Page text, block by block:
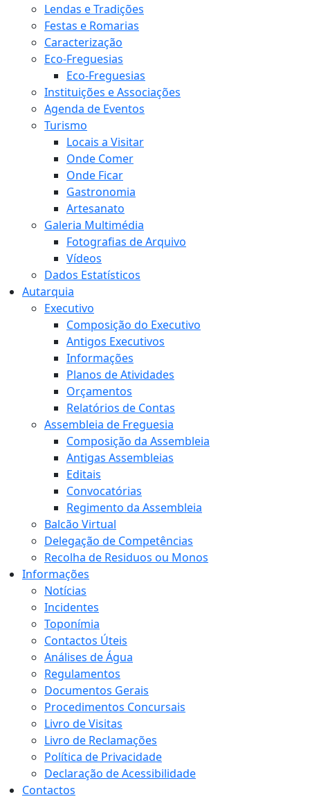
Lendas e Tradições
Festas e Romarias
Caracterização
Eco-Freguesias
Eco-Freguesias
Instituições e Associações
Agenda de Eventos
Turismo
Locais a Visitar
Onde Comer
Onde Ficar
Gastronomia
Artesanato
Galeria Multimédia
Fotografias de Arquivo
Vídeos
Dados Estatísticos
Autarquia
Executivo
Composição do Executivo
Antigos Executivos
Informações
Planos de Atividades
Orçamentos
Relatórios de Contas
Assembleia de Freguesia
Composição da Assembleia
Antigas Assembleias
Editais
Convocatórias
Regimento da Assembleia
Balcão Virtual
Delegação de Competências
Recolha de Residuos ou Monos
Informações
Notícias
Incidentes
Toponímia
Contactos Úteis
Análises de Água
Regulamentos
Documentos Gerais
Procedimentos Concursais
Livro de Visitas
Livro de Reclamações
Política de Privacidade
Declaração de Acessibilidade
Contactos